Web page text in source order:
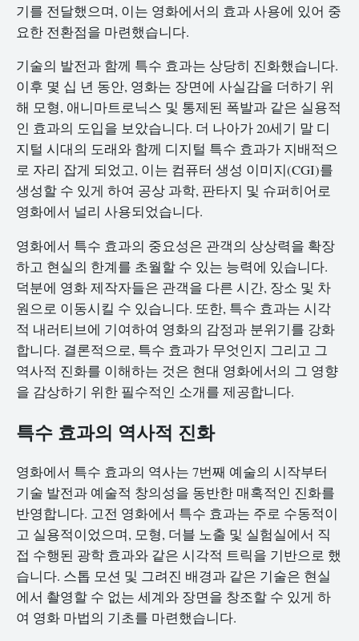
기를 전달했으며, 이는 영화에서의 효과 사용에 있어 중
요한 전환점을 마련했습니다.
기술의 발전과 함께 특수 효과는 상당히 진화했습니다.
이후 몇 십 년 동안, 영화는 장면에 사실감을 더하기 위
해 모형, 애니마트로닉스 및 통제된 폭발과 같은 실용적
인 효과의 도입을 보았습니다. 더 나아가 20세기 말 디
지털 시대의 도래와 함께 디지털 특수 효과가 지배적으
로 자리 잡게 되었고, 이는 컴퓨터 생성 이미지(CGI)를
생성할 수 있게 하여 공상 과학, 판타지 및 슈퍼히어로
영화에서 널리 사용되었습니다.
영화에서 특수 효과의 중요성은 관객의 상상력을 확장
하고 현실의 한계를 초월할 수 있는 능력에 있습니다.
덕분에 영화 제작자들은 관객을 다른 시간, 장소 및 차
원으로 이동시킬 수 있습니다. 또한, 특수 효과는 시각
적 내러티브에 기여하여 영화의 감정과 분위기를 강화
합니다. 결론적으로, 특수 효과가 무엇인지 그리고 그
역사적 진화를 이해하는 것은 현대 영화에서의 그 영향
을 감상하기 위한 필수적인 소개를 제공합니다.
특수 효과의 역사적 진화
영화에서 특수 효과의 역사는 7번째 예술의 시작부터
기술 발전과 예술적 창의성을 동반한 매혹적인 진화를
반영합니다. 고전 영화에서 특수 효과는 주로 수동적이
고 실용적이었으며, 모형, 더블 노출 및 실험실에서 직
접 수행된 광학 효과와 같은 시각적 트릭을 기반으로 했
습니다. 스톱 모션 및 그려진 배경과 같은 기술은 현실
에서 촬영할 수 없는 세계와 장면을 창조할 수 있게 하
여 영화 마법의 기초를 마련했습니다.